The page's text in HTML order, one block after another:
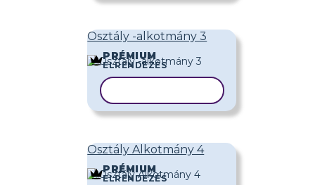
Osztály -alkotmány 3
PRÉMIUM
ELRENDEZÉS
Osztály Alkotmány 4
PRÉMIUM
ELRENDEZÉS